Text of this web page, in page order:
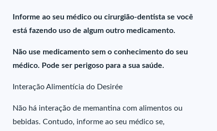
Informe ao seu médico ou cirurgião-dentista se você
está fazendo uso de algum outro medicamento.
Não use medicamento sem o conhecimento do seu
médico. Pode ser perigoso para a sua saúde.
Interação Alimentícia do Desirée
Não há interação de memantina com alimentos ou
bebidas. Contudo, informe ao seu médico se,